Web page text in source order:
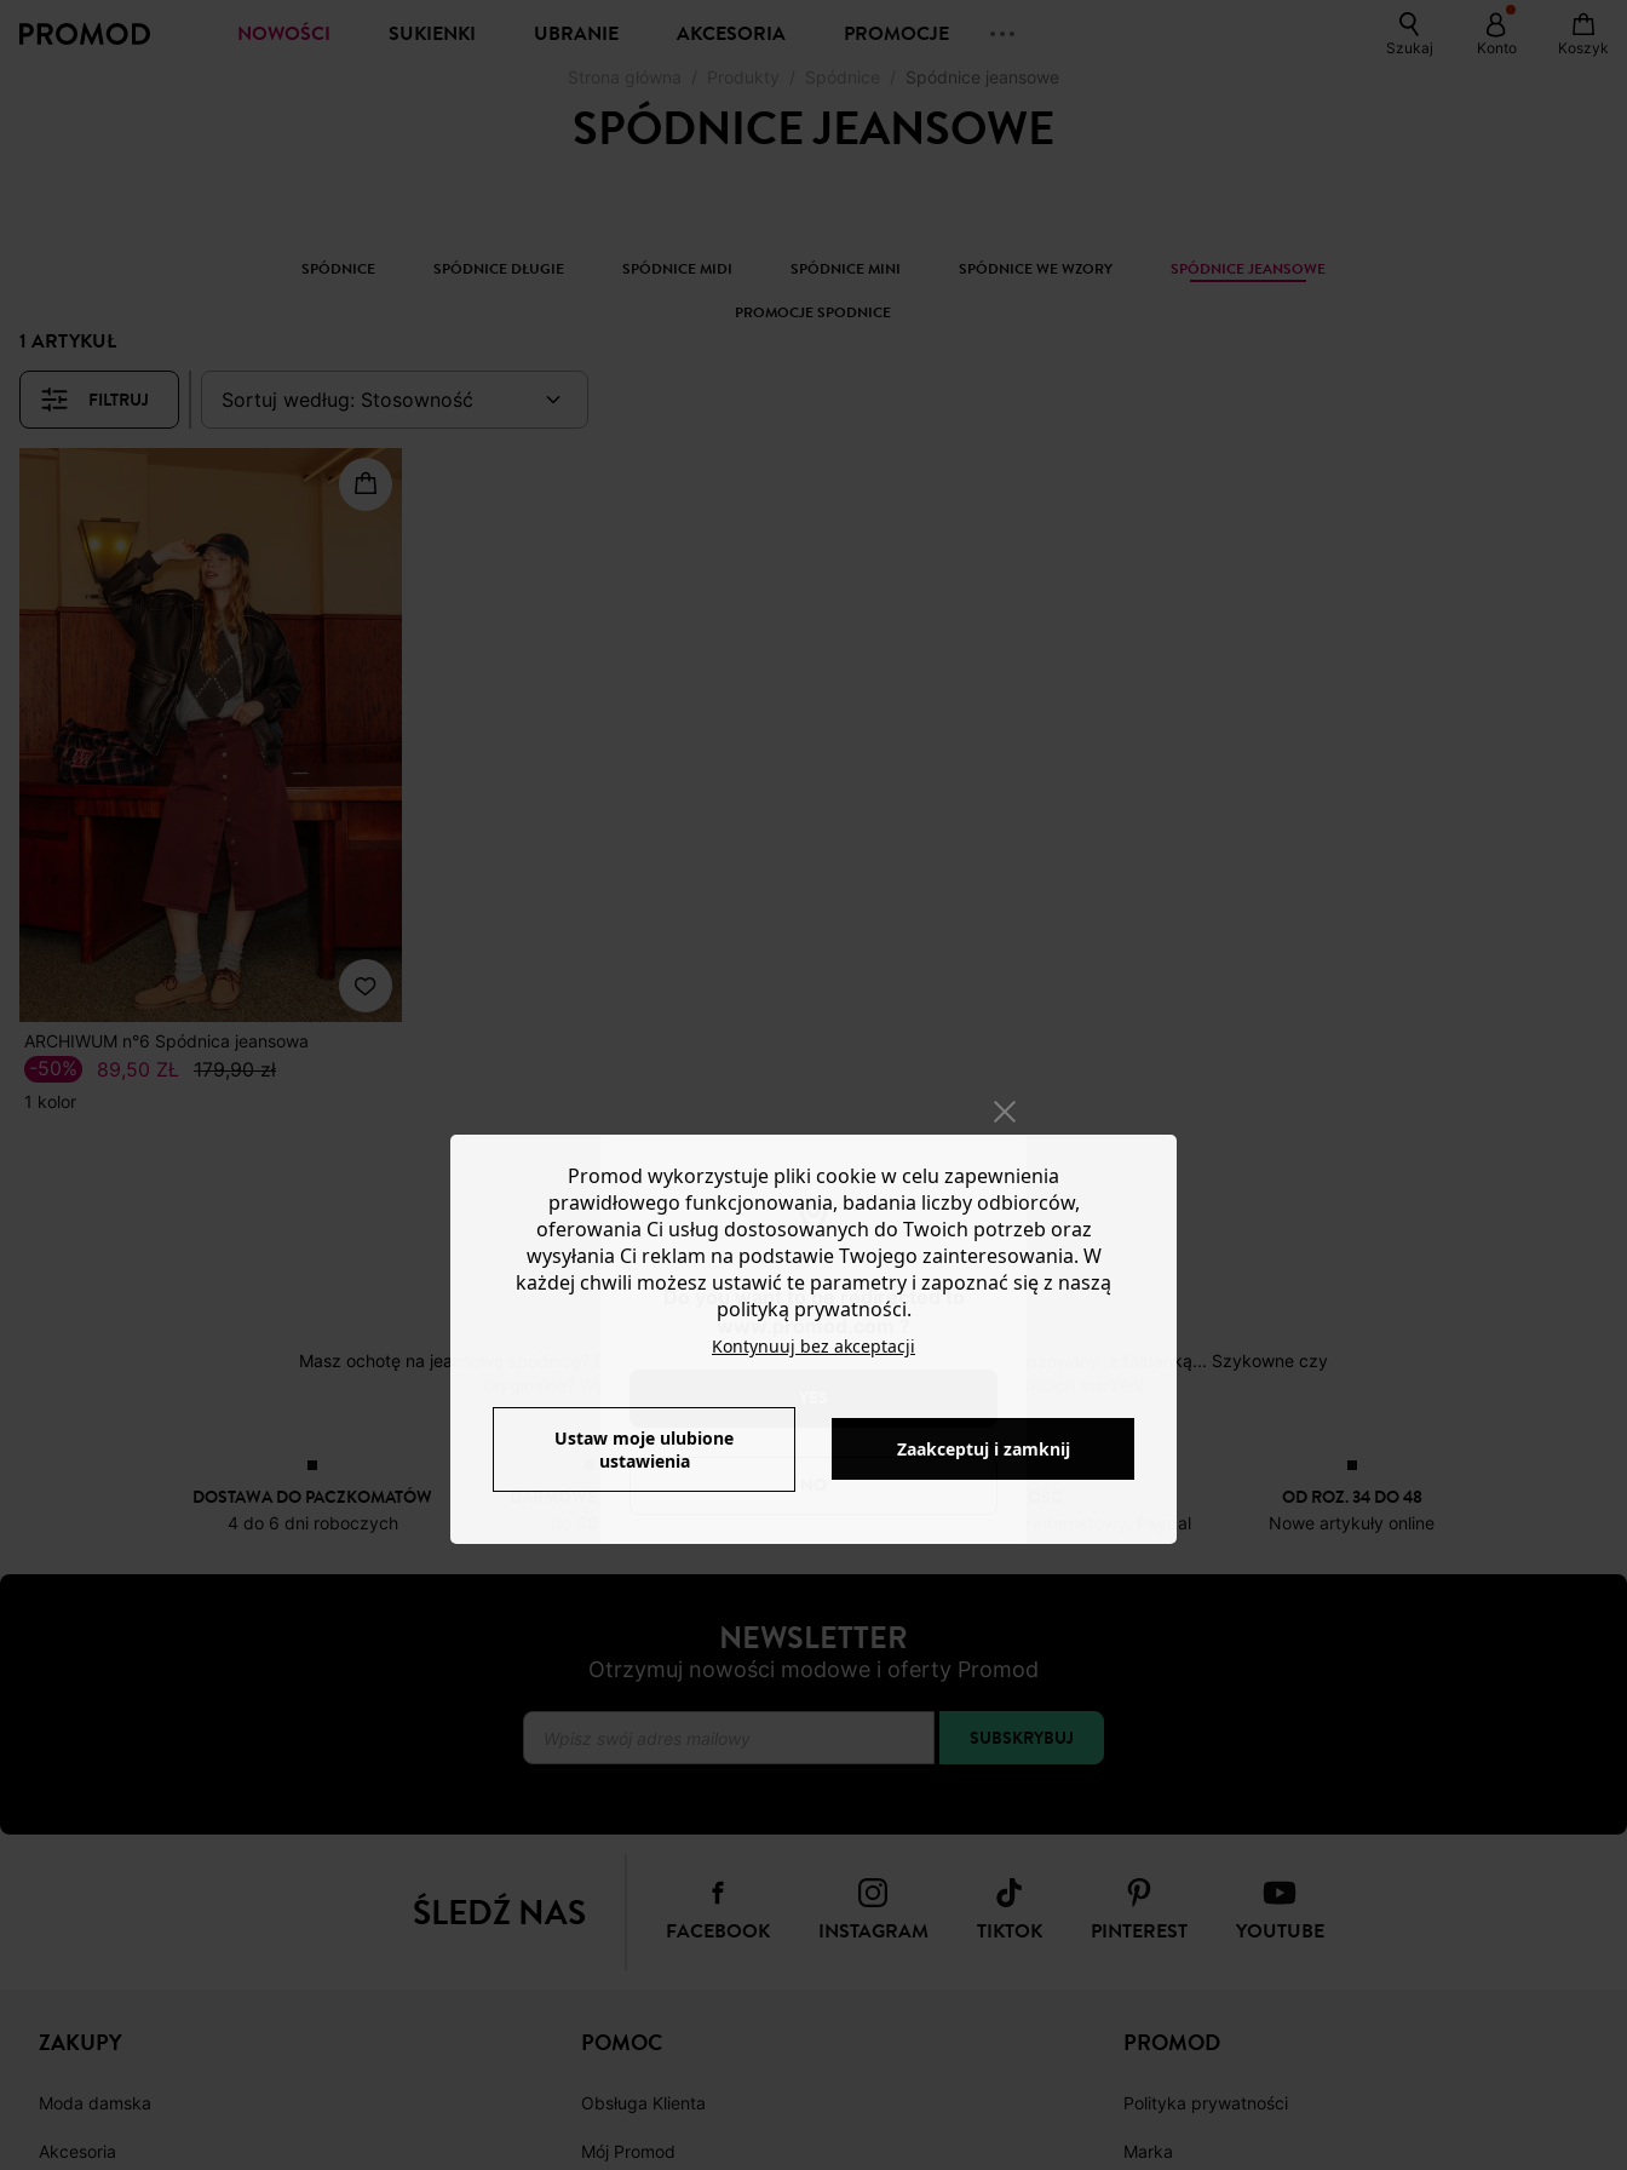
Do you want to be redirected to
www.promod.com ?
NOWOŚCI SUKIENKI UBRANIE AKCESORIA PROMOCJE Szukaj Konto Koszyk
Spódnice jeansowe
SPÓDNICE JEANSOWE
SPÓDNICE SPÓDNICE DŁUGIE SPÓDNICE MIDI SPÓDNICE MINI SPÓDNICE WE WZORY
SPÓDNICE JEANSOWE
PROMOCJE SPODNICE
1 ARTYKUŁ
FILTRUJ sortuj według: stosowność
ARCHIWUM n°6 Spódnica jeansowa
89,50 ZŁ 179,90 zł
-50%
1 kolor
Wyświetlane produkty:
1/1
Masz ochotę na jeansową spódnicę? Do wyboru: surowy, wyblakły, przetarty, prosty, rozkloszowany, z falbanką... Szykowne czy
DOSTAWA DO PACZKOMATÓW
4 do 6 dni roboczych
DARMOWE ZWROTY
Karta płatnicza, Apple Pay, Przelew internetowy, Paypal
OD ROZ. 34 DO 48
Nowe artykuły online
NEWSLETTER
Otrzymuj nowości modowe i oferty Promod
SUBSKRYBUJ
ŚLEDŹ NAS FACEBOOK INSTAGRAM TIKTOK PINTEREST YOUTUBE
ZAKUPY
Moda damska
Akcesoria
POMOC
Obsługa Klienta
Mój Promod
PROMOD
Polityka prywatności
Marka
Promod wykorzystuje pliki cookie w celu zapewnienia
prawidłowego funkcjonowania, badania liczby odbiorców,
oferowania Ci usług dostosowanych do Twoich potrzeb oraz
wysyłania Ci reklam na podstawie Twojego zainteresowania. W
każdej chwili możesz ustawić te parametry i zapoznać się z naszą
polityką prywatności.
Kontynuuj bez akceptacji
Ustaw moje ulubione
ustawienia
Zaakceptuj i zamknij